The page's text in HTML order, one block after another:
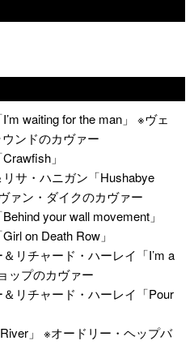
waiting for the man」 ※ヴェ
ンドのカヴァー
」
サ・ハニガン「Hushabye
ン・ダイクのカヴァー
your wall movement」
on Death Row」
リチャード・ハーレイ「I’m a
ップのカヴァー
リチャード・ハーレイ「Pour
」 ※オードリー・ヘップバ